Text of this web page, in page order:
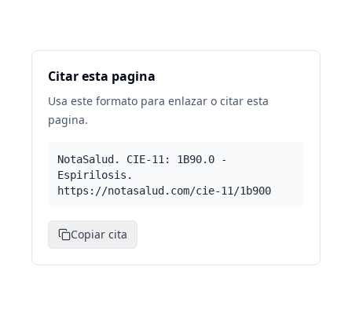
Citar esta pagina
Usa este formato para enlazar o citar esta
pagina.
NotaSalud. CIE-11: 1B90.0 -
Espirilosis.
https://notasalud.com/cie-11/1b900
Copiar cita